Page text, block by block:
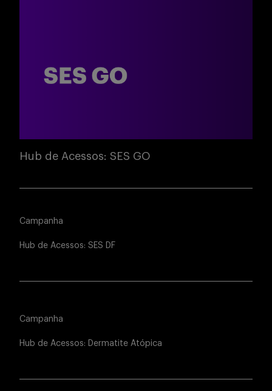
Hub de Acessos: SES GO
Campanha
Hub de Acessos: SES DF
Campanha
Hub de Acessos: Dermatite Atópica